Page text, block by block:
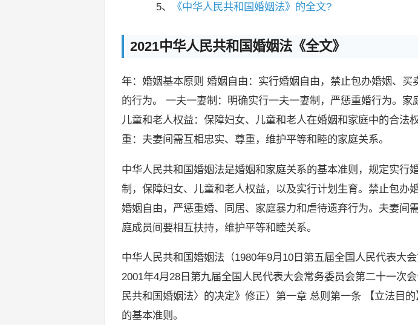
5、
《中华人民共和国婚姻法》的全文?
2021中华人民共和国婚姻法《全文》
年：婚姻基本原则 婚姻自由：实行婚姻自由，禁止包办婚姻、买
的行为。 一夫一妻制：明确实行一夫一妻制，严惩重婚行为。家
儿童和老人权益：保障妇女、儿童和老人在婚姻和家庭中的合法
重：夫妻间需互相忠实、尊重，维护平等和睦的家庭关系。
中华人民共和国婚姻法是婚姻和家庭关系的基本准则，规定实行
制，保障妇女、儿童和老人权益，以及实行计划生育。禁止包办
婚姻自由，严惩重婚、同居、家庭暴力和虐待遗弃行为。夫妻间
庭成员间要相互扶持，维护平等和睦关系。
中华人民共和国婚姻法（1980年9月10日第五届全国人民代表大
2001年4月28日第九届全国人民代表大会常务委员会第二十一次
民共和国婚姻法〉的决定》修正）第一章 总则第一条 【立法目
的基本准则。